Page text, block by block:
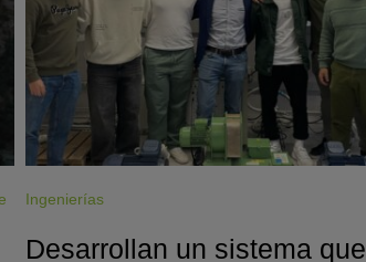
Ingenierías
Desarrollan un sistema que